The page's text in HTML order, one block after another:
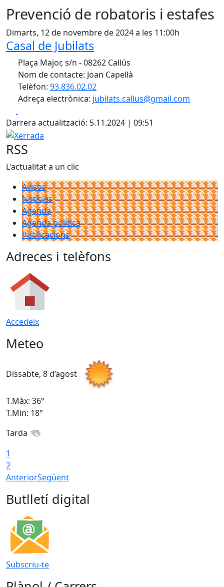
Prevenció de robatoris i estafes
Dimarts, 12 de novembre de 2024 a les 11:00h
Casal de Jubilats
Plaça Major, s/n - 08262 Callús
Nom de contacte: Joan Capellà
Telèfon: 93.836.02.02
Adreça electrònica: jubilats.callus@gmail.com
Darrera actualització: 5.11.2024 | 09:51
Xerrada
RSS
L'actualitat a un clic
Avisos
Notícies
Agenda
Agenda política
Publicacions
Adreces i telèfons
Accedeix
Meteo
Dissabte, 8 d’agost
T.Màx: 36°
T.Min: 18°
Tarda
1
2
AnteriorSegüent
Butlletí digital
Subscriu-te